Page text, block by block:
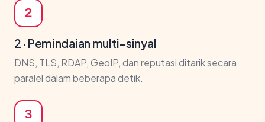
2
2 · Pemindaian multi-sinyal
DNS, TLS, RDAP, GeoIP, dan reputasi ditarik secara
paralel dalam beberapa detik.
3